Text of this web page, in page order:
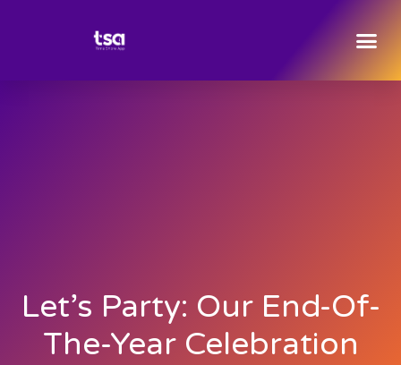
Let’s Party: Our End-Of-
The-Year Celebration